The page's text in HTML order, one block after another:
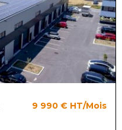
9 990 € HT/Mois